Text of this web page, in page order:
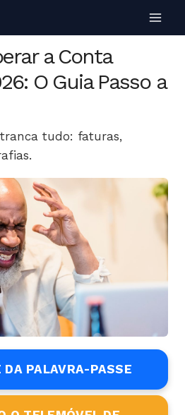
a Conta
O Guia Passo a
tudo: faturas,
DA PALAVRA-PASSE